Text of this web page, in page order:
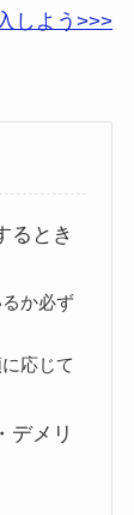
しよう>>>
るとき
か必ず
応じて
デメリ